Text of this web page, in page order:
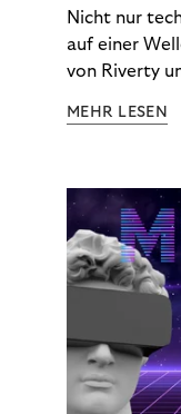
Nicht nur
auf einer
von Riverty
MEHR LESEN